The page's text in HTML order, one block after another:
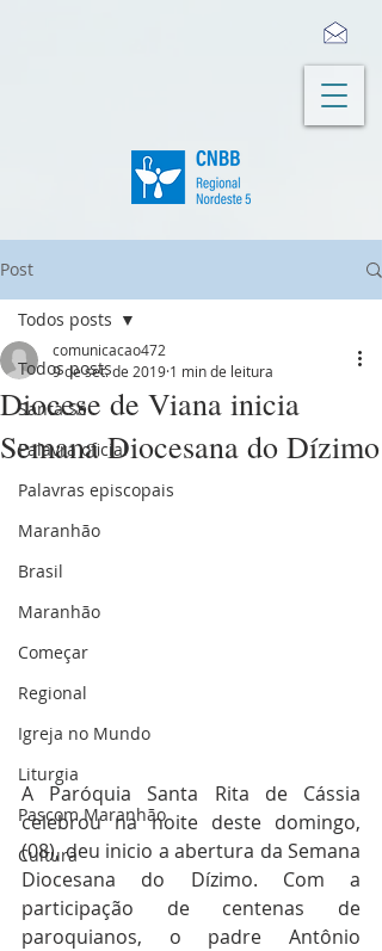
Post
Todos posts
Santa Sé
Palavra oficial
Palavras episcopais
Maranhão
Brasil
Maranhão
Começar
Regional
Igreja no Mundo
Liturgia
Pascom Maranhão
Cultura
Todos posts
Diocese de Viana inicia
Semana Diocesana do Dízimo
comunicacao472
9 de set. de 2019 1 min de leitura
A Paróquia Santa Rita de Cássia
celebrou na noite deste domingo,
(08), deu inicio a abertura da Semana
Diocesana do Dízimo. Com a
participação de centenas de
paroquianos, o padre Antônio